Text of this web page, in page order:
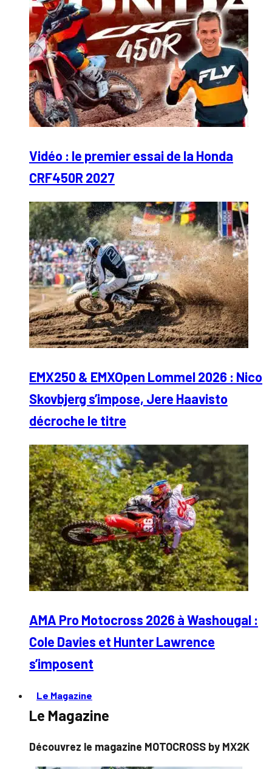
Vidéo : le premier essai de la Honda
CRF450R 2027
EMX250 & EMXOpen Lommel 2026 : Nico
Skovbjerg s’impose, Jere Haavisto
décroche le titre
AMA Pro Motocross 2026 à Washougal :
Cole Davies et Hunter Lawrence
s’imposent
Le Magazine
Le Magazine
Découvrez le magazine MOTOCROSS by MX2K